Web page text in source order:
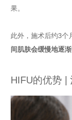
果。
此外，施术后约3个
间肌肤会缓慢地逐渐
HIFU的优势 |